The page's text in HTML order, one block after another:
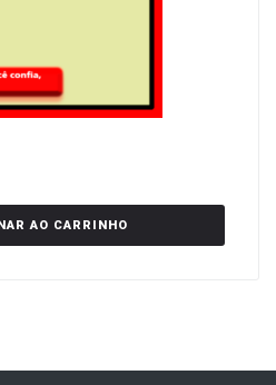
AO CARRINHO